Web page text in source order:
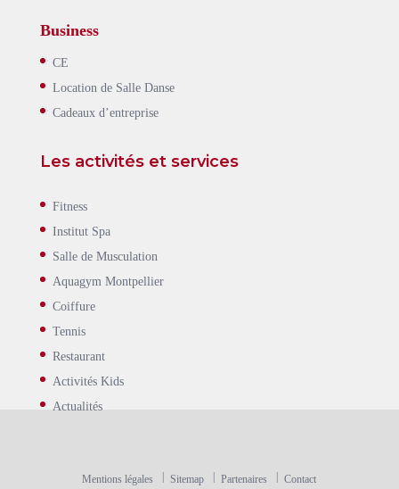
Business
CE
Location de Salle Danse
Cadeaux d’entreprise
Les activités et services
Fitness
Institut Spa
Salle de Musculation
Aquagym Montpellier
Coiffure
Tennis
Restaurant
Activités Kids
Actualités
Mentions légales Sitemap Partenaires Contact